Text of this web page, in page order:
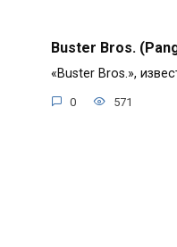
Buster Bros.
«Buster Bros.»,
0 571